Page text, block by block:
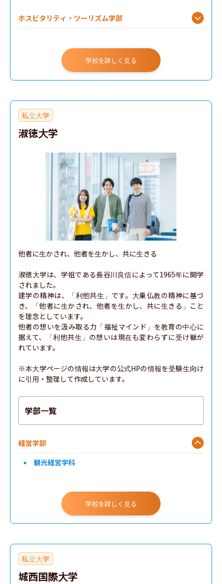
ホスピタリティ・ツーリズム学部
学校を詳しく見る
私立大学
淑徳大学
他者に生かされ、他者を生かし、共に生きる
淑徳大学は、学祖である長谷川良信によって1965年に開学
されました。
建学の精神は、「利他共生」です。大乗仏教の精神に基づ
き、「他者に生かされ、他者を生かし、共に生きる」こと
を理念としています。
他者の想いを汲み取る力「福祉マインド」を教育の中心に
据えて、「利他共生」の想いは現在も変わらずに受け継が
れています。
※本大学ページの情報は大学の公式HPの情報を受験生向け
に引用・整理して作成しています。
学部一覧
経営学部
観光経営学科
学校を詳しく見る
私立大学
城西国際大学